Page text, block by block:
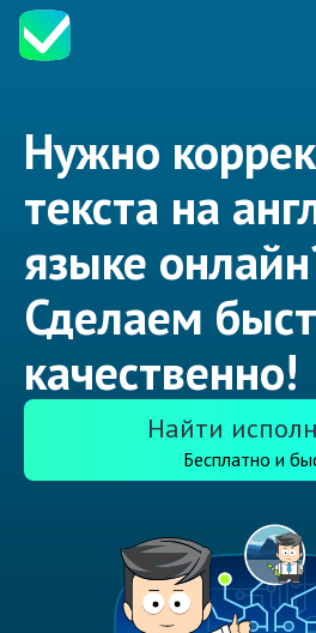
Нужно
текста на
языке
Сделаем
качественно!
Найти
Бесплатно и